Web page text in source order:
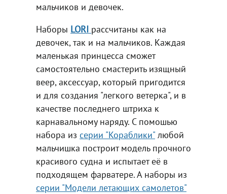
мальчиков и девочек.
Наборы LORI рассчитаны как на
девочек, так и на мальчиков. Каждая
маленькая принцесса сможет
самостоятельно смастерить изящный
веер, аксессуар, который пригодится
и для создания "легкого ветерка", и в
качестве последнего штриха к
карнавальному наряду. С помошью
набора из серии "Кораблики" любой
мальчишка построит модель прочного
красивого судна и испытает её в
подходящем фарватере. А наборы из
серии "Модели летающих самолетов"